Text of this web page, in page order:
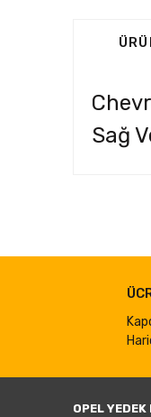
Sağ
Ürün
Ürün
Ürün
OPEL